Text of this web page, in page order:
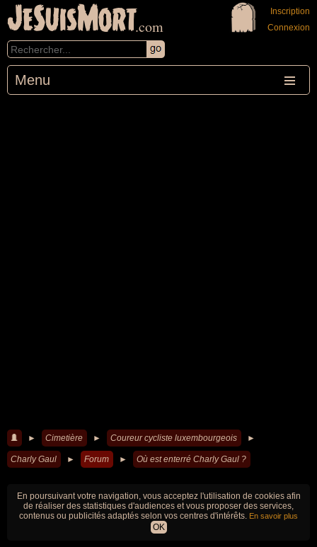
JeSuisMort.com
Menu
Inscription
Connexion
► Cimetière ► Coureur cycliste luxembourgeois ►
Charly Gaul ► Forum ► Où est enterré Charly Gaul ?
En poursuivant votre navigation, vous acceptez l'utilisation de cookies afin
de réaliser des statistiques d'audiences et vous proposer des services,
contenus ou publicités adaptés selon vos centres d'intérêts. En savoir plus
OK